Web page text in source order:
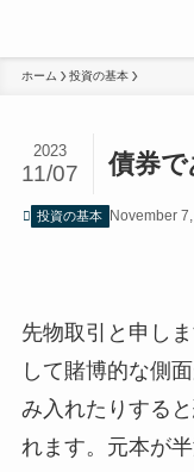
ホーム 投資の基本
債券
2023
11/07
投資の基本 November
先物取引と申し
して賭博的な側
み入れたりする
れます。元本が